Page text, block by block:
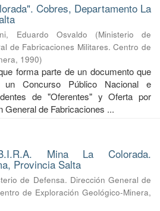
Cobres, Departamento La
Eduardo Osvaldo (Ministerio de
de Fabricaciones Militares. Centro de
, 1990)
forma parte de un documento que
Concurso Público Nacional e
de "Oferentes" y Oferta por
General de Fabricaciones ...
Mina La Colorada.
Provincia Salta
de Defensa. Dirección General de
de Exploración Geológico-Minera,